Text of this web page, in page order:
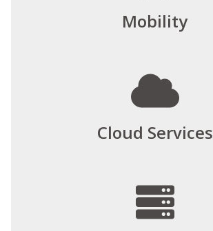
Mobility
Cloud Services